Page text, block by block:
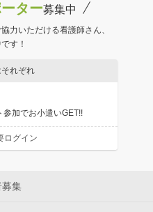
ター募集中
力いただける看護師さん、
す！
れぞれ
加でお小遣いGET!!
ログイン
募集